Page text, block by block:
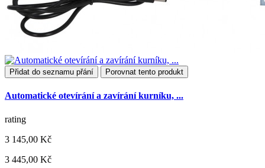
Přidat do seznamu přání Porovnat tento produkt
Automatické otevírání a zavírání kurníku, ...
rating
3 145,00 Kč
3 445,00 Kč